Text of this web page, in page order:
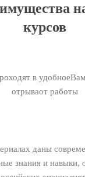
курсов
в удобное
отрываот работы
даны
знания и навыки,